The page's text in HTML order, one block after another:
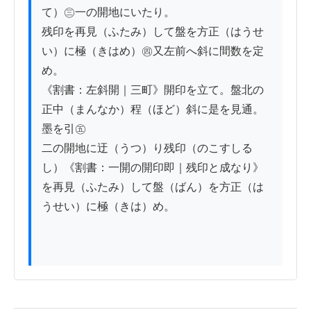
て）㊂一の開地にいたり。
残印を再見（ふたみ）して盤を方正（はうせ
い）に極（きはめ）㊃又左前へ斜に間数を定
め。
《割書：左斜開｜三町》開印を立て。盤北の
正中（まんなか）程（ほど）斜に是を見通。
墨を引㊄
二の開地に迂（うつ）り残印（のこすしる
し）《割書：一開の開印即｜残印と成なり》
を再見（ふたみ）して盤（ばん）を方正（は
うせい）に極（きは）め。